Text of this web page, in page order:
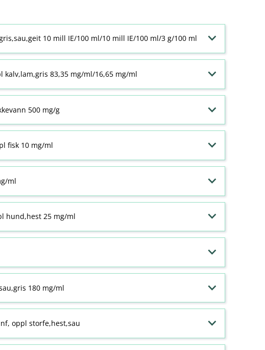
10 mill IE/100 ml/10 mill IE/100 ml/3 g/100 ml
kalv,lam,gris 83,35 mg/ml/16,65 mg/ml
500 mg/g
fisk 10 mg/ml
ml
hund,hest 25 mg/ml
180 mg/ml
oppl storfe,hest,sau